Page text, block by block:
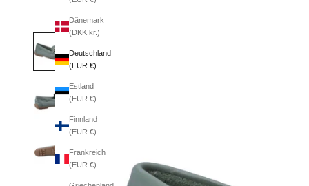
Dänemark
(DKK kr.)
Deutschland
(EUR €)
Estland
(EUR €)
Finnland
(EUR €)
Frankreich
(EUR €)